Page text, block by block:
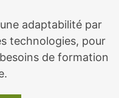
adaptabilité par
technologies, pour
de formation